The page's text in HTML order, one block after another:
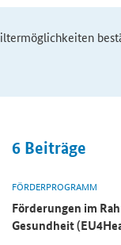
6 Beiträge
FÖRDERPROGRAMM
Förderungen im
Gesundheit